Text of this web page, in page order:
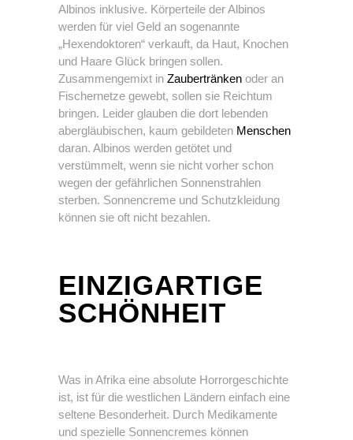
Albinos inklusive. Körperteile der Albinos
werden für viel Geld an sogenannte
„Hexendoktoren“ verkauft, da Haut, Knochen
und Haare Glück bringen sollen.
Zusammengemixt in Zaubertränken oder an
Fischernetze gewebt, sollen sie Reichtum
bringen. Leider glauben die dort lebenden
abergläubischen, kaum gebildeten Menschen
daran. Albinos werden getötet und
verstümmelt, wenn sie nicht vorher schon
wegen der gefährlichen Sonnenstrahlen
sterben. Sonnencreme und Schutzkleidung
können sie oft nicht bezahlen.
EINZIGARTIGE
SCHÖNHEIT
Was in Afrika eine absolute Horrorgeschichte
ist, ist für die westlichen Ländern einfach eine
seltene Besonderheit. Durch Medikamente
und spezielle Sonnencremes können